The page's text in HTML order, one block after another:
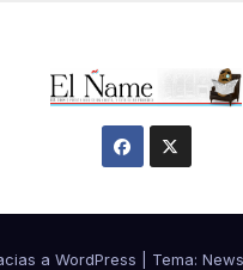
a WordPress Tema: